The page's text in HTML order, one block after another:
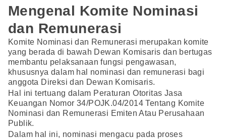
Mengenal Komite Nominasi
dan Remunerasi
Komite Nominasi dan Remunerasi merupakan komite
yang berada di bawah Dewan Komisaris dan bertugas
membantu pelaksanaan fungsi pengawasan,
khususnya dalam hal nominasi dan remunerasi bagi
anggota Direksi dan Dewan Komisaris.
Hal ini tertuang dalam Peraturan Otoritas Jasa
Keuangan Nomor 34/POJK.04/2014 Tentang Komite
Nominasi dan Remunerasi Emiten Atau Perusahaan
Publik.
Dalam hal ini, nominasi mengacu pada proses